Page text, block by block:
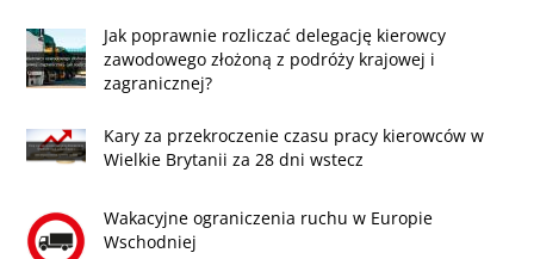
Jak poprawnie rozliczać delegację kierowcy
zawodowego złożoną z podróży krajowej i
zagranicznej?
Kary za przekroczenie czasu pracy kierowców w
Wielkie Brytanii za 28 dni wstecz
Wakacyjne ograniczenia ruchu w Europie
Wschodniej